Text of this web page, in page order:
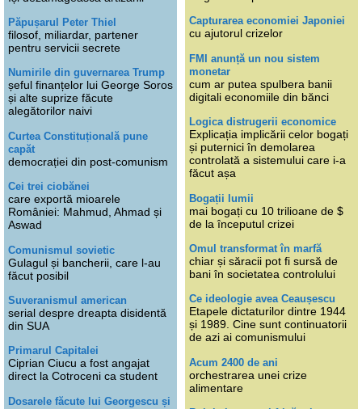
Păpușarul Peter Thiel
filosof, miliardar, partener
pentru servicii secrete
Numirile din guvernarea Trump
șeful finanțelor lui George Soros
și alte suprize făcute
alegătorilor naivi
Curtea Constituțională pune
capăt
democrației din post-comunism
Cei trei ciobănei
care exportă mioarele
României: Mahmud, Ahmad și
Aswad
Comunismul sovietic
Gulagul și bancherii, care l-au
făcut posibil
Suveranismul american
serial despre dreapta disidentă
din SUA
Primarul Capitalei
Ciprian Ciucu a fost angajat
direct la Cotroceni ca student
Dosarele făcute lui Georgescu și
Capturarea economiei Japoniei
cu ajutorul crizelor
FMI anunță un nou sistem
monetar
cum ar putea spulbera banii
digitali economiile din bănci
Logica distrugerii economice
Explicația implicării celor bogați
și puternici în demolarea
controlată a sistemului care i-a
făcut așa
Bogații lumii
mai bogați cu 10 trilioane de $
de la începutul crizei
Omul transformat în marfă
chiar și săracii pot fi sursă de
bani în societatea controlului
Ce ideologie avea Ceaușescu
Etapele dictaturilor dintre 1944
și 1989. Cine sunt continuatorii
de azi ai comunismului
Acum 2400 de ani
orchestrarea unei crize
alimentare